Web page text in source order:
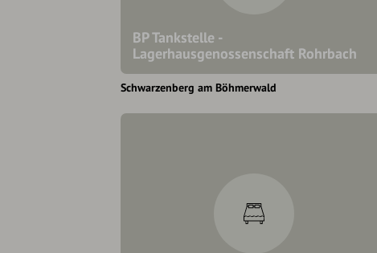
BP Tankstelle -
Lagerhausgenossenschaft Rohrbach
Schwarzenberg am Böhmerwald